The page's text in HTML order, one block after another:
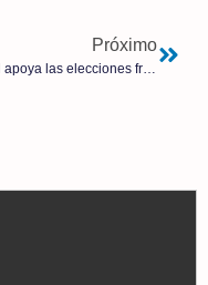
Próximo
Borrell apoya las elecciones fraudulentas de Maduro